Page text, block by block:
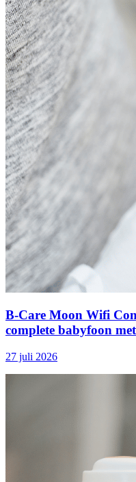
B-Care Moon Wifi
complete babyfoon met
27 juli 2026